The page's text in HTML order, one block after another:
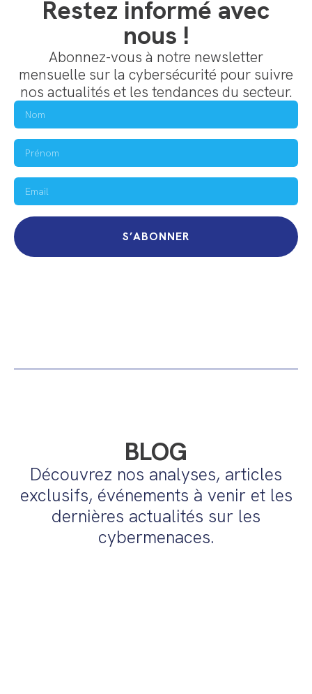
Restez informé avec
nous !
Abonnez-vous à notre newsletter
mensuelle sur la cybersécurité pour suivre
nos actualités et les tendances du secteur.
S’ABONNER
BLOG
Découvrez nos analyses, articles
exclusifs, événements à venir et les
dernières actualités sur les
cybermenaces.